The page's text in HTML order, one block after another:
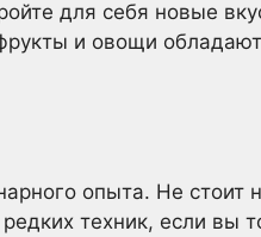
для себя новые
и овощи
опыта. Не стоит
техник, если вы